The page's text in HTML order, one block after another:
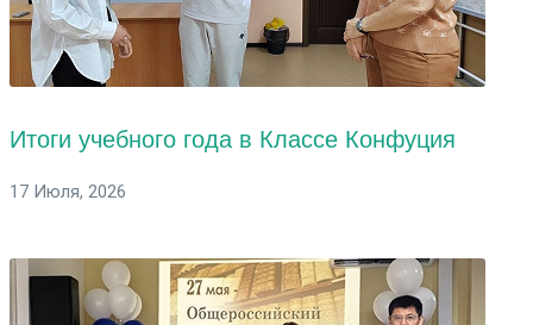
Итоги учебного года в Классе Конфуция
17 Июля, 2026